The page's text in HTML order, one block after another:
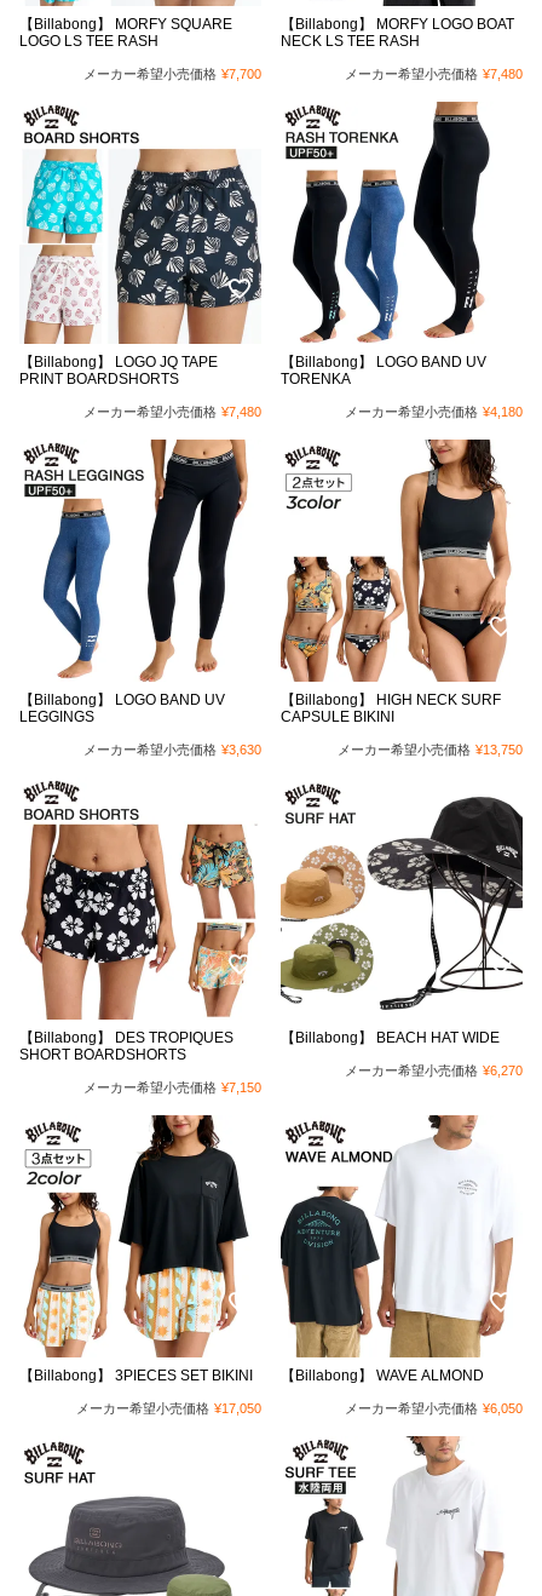
【Billabong】 MORFY SQUARE
LOGO LS TEE RASH
メーカー希望小売価格 ¥7,700
【Billabong】 MORFY LOGO BOAT
NECK LS TEE RASH
メーカー希望小売価格 ¥7,480
【Billabong】 LOGO JQ TAPE
PRINT BOARDSHORTS
メーカー希望小売価格 ¥7,480
【Billabong】 LOGO BAND UV
TORENKA
メーカー希望小売価格 ¥4,180
【Billabong】 LOGO BAND UV
LEGGINGS
メーカー希望小売価格 ¥3,630
【Billabong】 HIGH NECK SURF
CAPSULE BIKINI
メーカー希望小売価格 ¥13,750
【Billabong】 DES TROPIQUES
SHORT BOARDSHORTS
メーカー希望小売価格 ¥7,150
【Billabong】 BEACH HAT WIDE
メーカー希望小売価格 ¥6,270
【Billabong】 3PIECES SET BIKINI
メーカー希望小売価格 ¥17,050
【Billabong】 WAVE ALMOND
メーカー希望小売価格 ¥6,050